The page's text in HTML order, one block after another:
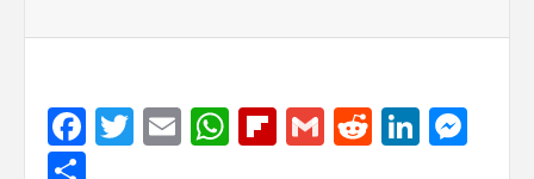
Facebook
Twitter
EmailWhatsApp
Flipboard
GmailReddit